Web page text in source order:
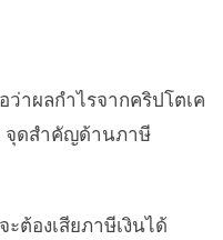
ว่าผลกำไรจากคริปโตเค
จุดสำคัญด้านภาษี
ต้องเสียภาษีเงินได้